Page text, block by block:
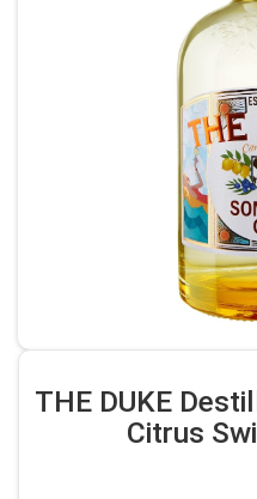
THE DUKE
Citrus